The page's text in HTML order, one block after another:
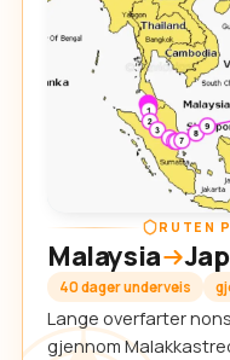
RUTEN
Malaysia
40 dager underveis
Lange overfarter
gjennom